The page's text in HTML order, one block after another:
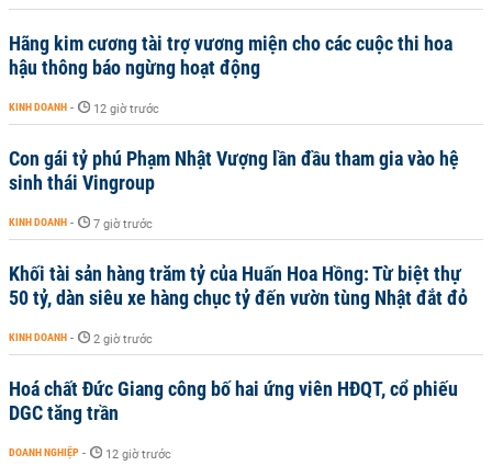
Hãng kim cương tài trợ vương miện cho các cuộc thi hoa
hậu thông báo ngừng hoạt động
KINH DOANH - 12 giờ trước
Con gái tỷ phú Phạm Nhật Vượng lần đầu tham gia vào hệ
sinh thái Vingroup
KINH DOANH - 7 giờ trước
Khối tài sản hàng trăm tỷ của Huấn Hoa Hồng: Từ biệt thự
50 tỷ, dàn siêu xe hàng chục tỷ đến vườn tùng Nhật đắt đỏ
KINH DOANH - 2 giờ trước
Hoá chất Đức Giang công bố hai ứng viên HĐQT, cổ phiếu
DGC tăng trần
DOANH NGHIỆP - 12 giờ trước